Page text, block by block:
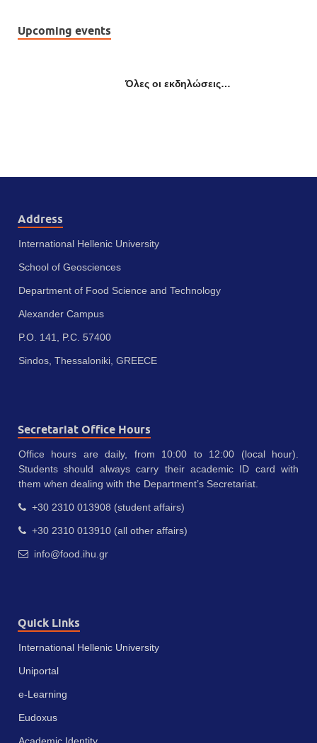
Upcoming events
Όλες οι εκδηλώσεις…
Address
International Hellenic University
School of Geosciences
Department of Food Science and Technology
Alexander Campus
P.O. 141, P.C. 57400
Sindos, Thessaloniki, GREECE
Secretariat Office Hours
Office hours are daily, from 10:00 to 12:00 (local hour).
Students should always carry their academic ID card with
them when dealing with the Department’s Secretariat.
+30 2310 013908 (student affairs)
+30 2310 013910 (all other affairs)
info@food.ihu.gr
Quick Links
International Hellenic University
Uniportal
e-Learning
Eudoxus